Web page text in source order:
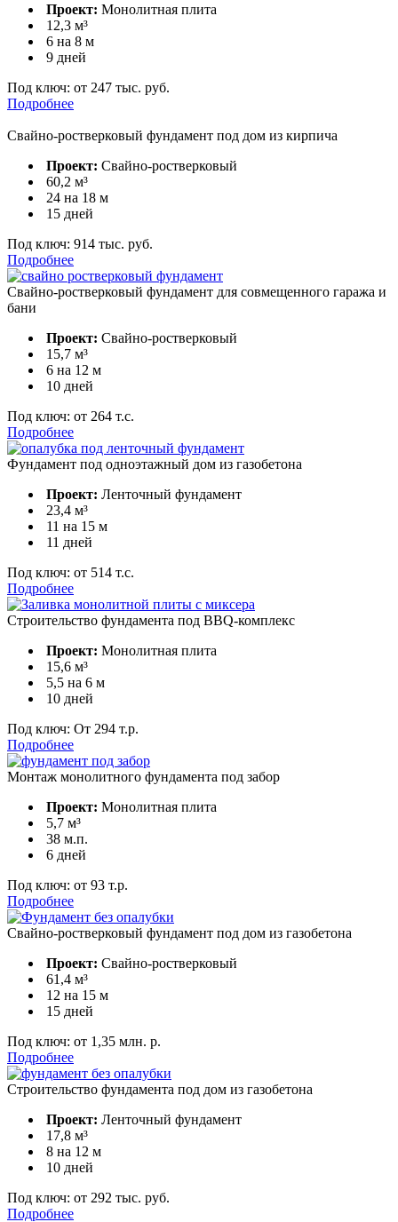
Проект: Монолитная плита
12,3 м³
6 на 8 м
9 дней
Под ключ: от 247 тыс. руб.
Подробнее
Свайно-ростверковый фундамент под дом из кирпича
Проект: Свайно-ростверковый
60,2 м³
24 на 18 м
15 дней
Под ключ: 914 тыс. руб.
Подробнее
Свайно-ростверковый фундамент для совмещенного гаража и
бани
Проект: Свайно-ростверковый
15,7 м³
6 на 12 м
10 дней
Под ключ: от 264 т.с.
Подробнее
Фундамент под одноэтажный дом из газобетона
Проект: Ленточный фундамент
23,4 м³
11 на 15 м
11 дней
Под ключ: от 514 т.с.
Подробнее
Строительство фундамента под BBQ-комплекс
Проект: Монолитная плита
15,6 м³
5,5 на 6 м
10 дней
Под ключ: От 294 т.р.
Подробнее
Монтаж монолитного фундамента под забор
Проект: Монолитная плита
5,7 м³
38 м.п.
6 дней
Под ключ: от 93 т.р.
Подробнее
Свайно-ростверковый фундамент под дом из газобетона
Проект: Свайно-ростверковый
61,4 м³
12 на 15 м
15 дней
Под ключ: от 1,35 млн. р.
Подробнее
Строительство фундамента под дом из газобетона
Проект: Ленточный фундамент
17,8 м³
8 на 12 м
10 дней
Под ключ: от 292 тыс. руб.
Подробнее